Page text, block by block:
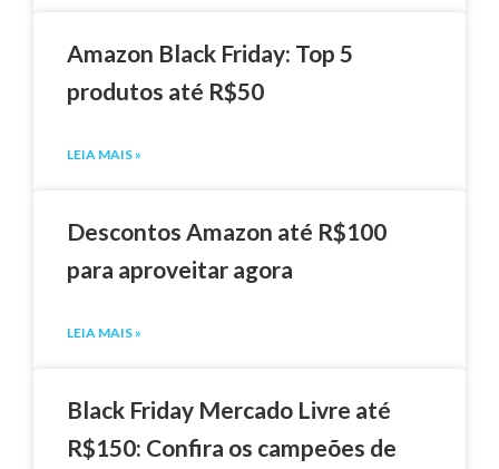
Amazon Black Friday: Top 5
produtos até R$50
LEIA MAIS »
Descontos Amazon até R$100
para aproveitar agora
LEIA MAIS »
Black Friday Mercado Livre até
R$150: Confira os campeões de